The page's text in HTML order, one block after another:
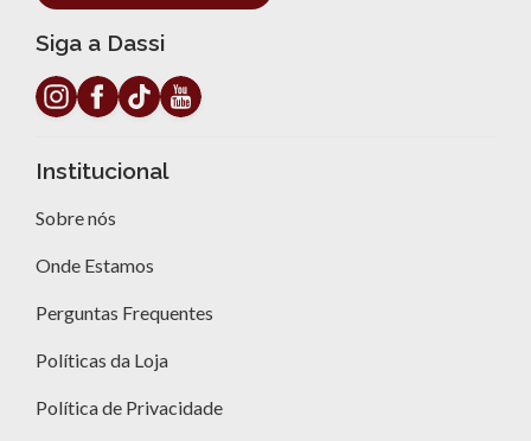
Siga a Dassi
Institucional
Sobre nós
Onde Estamos
Perguntas Frequentes
Políticas da Loja
Política de Privacidade